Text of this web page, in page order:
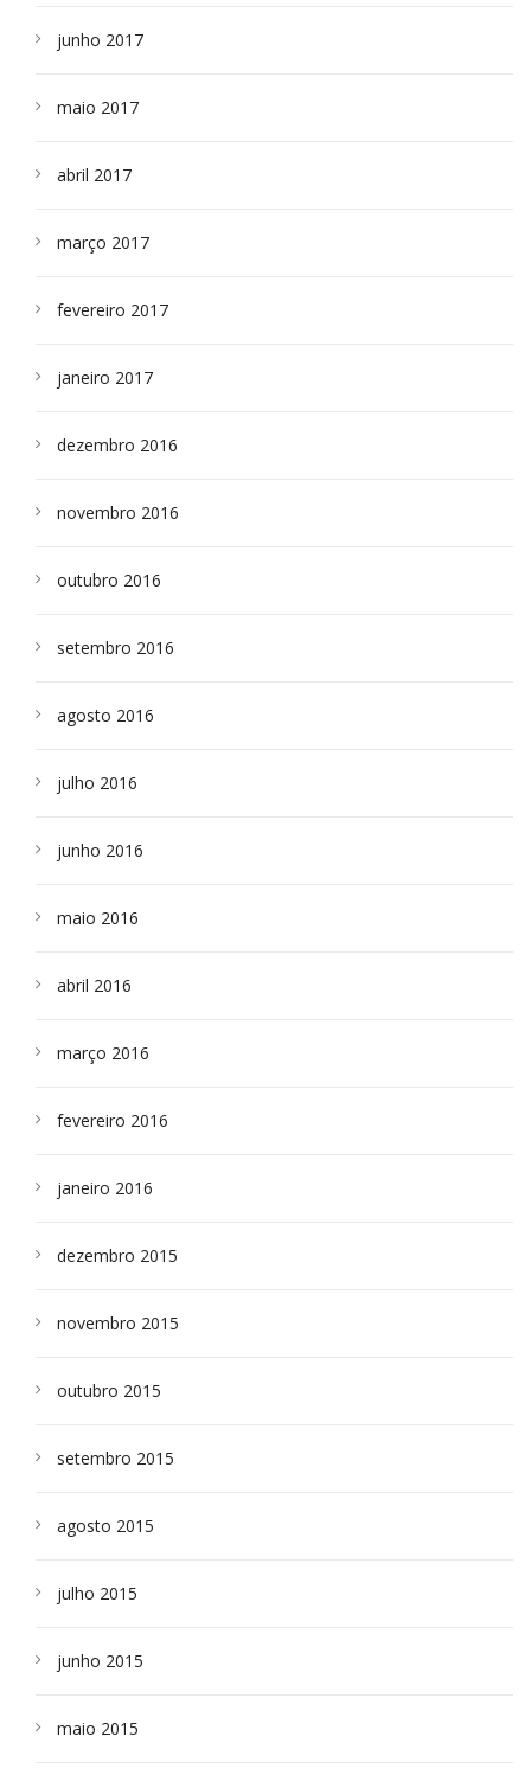
junho 2017
maio 2017
abril 2017
março 2017
fevereiro 2017
janeiro 2017
dezembro 2016
novembro 2016
outubro 2016
setembro 2016
agosto 2016
julho 2016
junho 2016
maio 2016
abril 2016
março 2016
fevereiro 2016
janeiro 2016
dezembro 2015
novembro 2015
outubro 2015
setembro 2015
agosto 2015
julho 2015
junho 2015
maio 2015